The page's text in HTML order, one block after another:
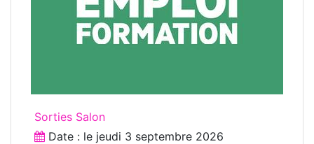
Sorties Salon
Date : le jeudi 3 septembre 2026